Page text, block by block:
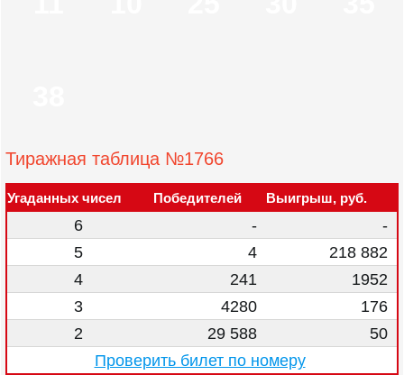
Тиражная таблица №1766
Угаданных чисел Победителей Выигрыш, руб.
6 -
-
5
4
218 882
4
241
1952
3
4280
176
2
29 588
50
Проверить билет по номеру